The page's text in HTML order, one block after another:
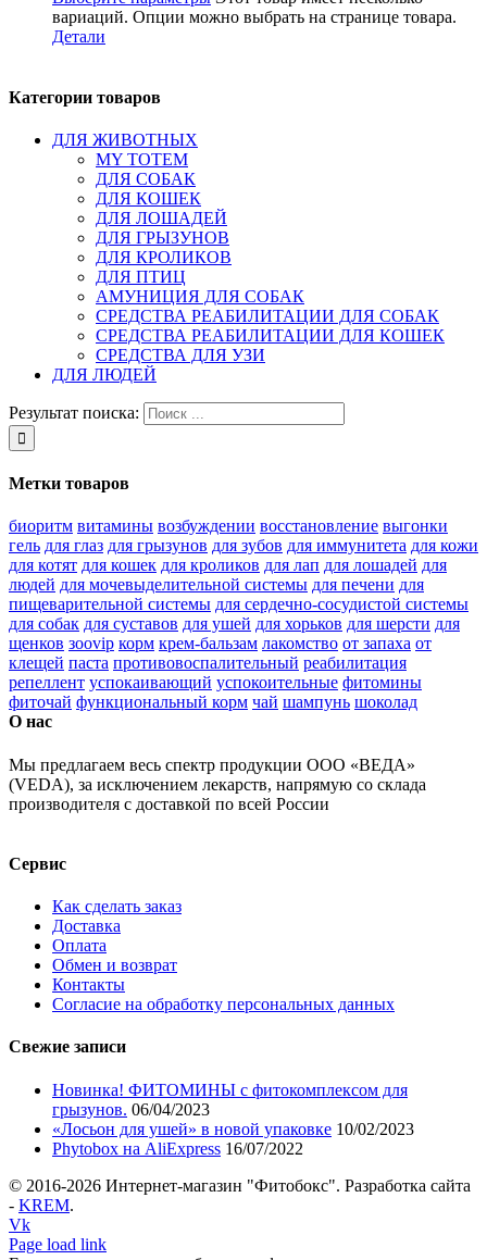
вариаций. Опции можно выбрать на странице товара.
Детали
Категории товаров
ДЛЯ ЖИВОТНЫХ
MY TOTEM
ДЛЯ СОБАК
ДЛЯ КОШЕК
ДЛЯ ЛОШАДЕЙ
ДЛЯ ГРЫЗУНОВ
ДЛЯ КРОЛИКОВ
ДЛЯ ПТИЦ
АМУНИЦИЯ ДЛЯ СОБАК
СРЕДСТВА РЕАБИЛИТАЦИИ ДЛЯ СОБАК
СРЕДСТВА РЕАБИЛИТАЦИИ ДЛЯ КОШЕК
СРЕДСТВА ДЛЯ УЗИ
ДЛЯ ЛЮДЕЙ
Результат поиска:
Метки товаров
биоритм витамины возбуждении восстановление выгонки
гель для глаз для грызунов для зубов для иммунитета для кожи
для котят для кошек для кроликов для лап для лошадей для
людей для мочевыделительной системы для печени для
пищеварительной системы для сердечно-сосудистой системы
для собак для суставов для ушей для хорьков для шерсти для
щенков зооvip корм крем-бальзам лакомство от запаха от
клещей паста противовоспалительный реабилитация
репеллент успокаивающий успокоительные фитомины
фиточай функциональный корм чай шампунь шоколад
О нас
Мы предлагаем весь спектр продукции ООО «ВЕДА»
(VEDA), за исключением лекарств, напрямую со склада
производителя с доставкой по всей России
Сервис
Как сделать заказ
Доставка
Оплата
Обмен и возврат
Контакты
Согласие на обработку персональных данных
Свежие записи
Новинка! ФИТОМИНЫ с фитокомплексом для
грызунов. 06/04/2023
«Лосьон для ушей» в новой упаковке 10/02/2023
Phytobox на AliExpress 16/07/2022
© 2016-2026 Интернет-магазин "Фитобокс". Разработка сайта
- KREM.
Vk
Page load link